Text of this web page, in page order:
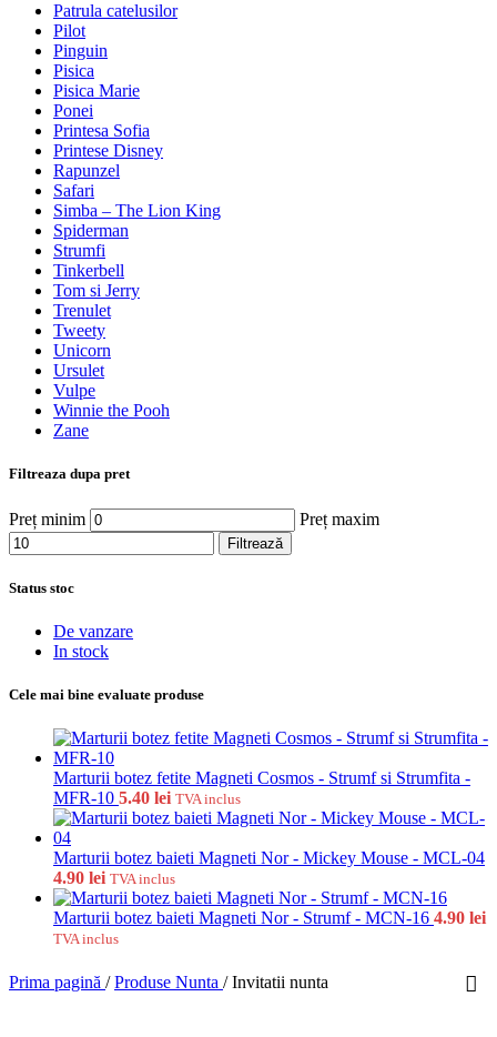
Patrula catelusilor
Pilot
Pinguin
Pisica
Pisica Marie
Ponei
Printesa Sofia
Printese Disney
Rapunzel
Safari
Simba – The Lion King
Spiderman
Strumfi
Tinkerbell
Tom si Jerry
Trenulet
Tweety
Unicorn
Ursulet
Vulpe
Winnie the Pooh
Zane
Filtreaza dupa pret
Preț minim Preț maxim
Filtrează
Status stoc
De vanzare
In stock
Cele mai bine evaluate produse
Marturii botez fetite Magneti Cosmos - Strumf si Strumfita -
MFR-10 5.40 lei TVA inclus
Marturii botez baieti Magneti Nor - Mickey Mouse - MCL-04
4.90 lei TVA inclus
Marturii botez baieti Magneti Nor - Strumf - MCN-16 4.90 lei
TVA inclus
Prima pagină / Produse Nunta / Invitatii nunta